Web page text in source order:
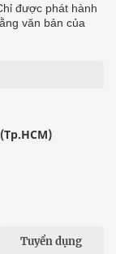
được phát hành
văn bản của
Tuyển dụng